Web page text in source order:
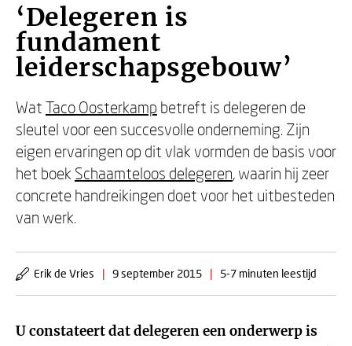
‘Delegeren is
fundament
leiderschapsgebouw’
Wat Taco Oosterkamp betreft is delegeren de
sleutel voor een succesvolle onderneming. Zijn
eigen ervaringen op dit vlak vormden de basis voor
het boek Schaamteloos delegeren, waarin hij zeer
concrete handreikingen doet voor het uitbesteden
van werk.
Erik de Vries | 9 september 2015 | 5-7 minuten leestijd
U constateert dat delegeren een onderwerp is